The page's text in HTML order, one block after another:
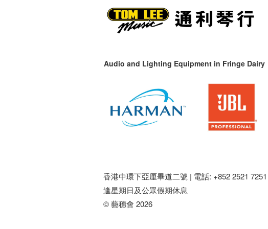
Audio and Lighting Equipment in Fringe Dairy
香港中環下亞厘畢道二號 | 電話: +852 2521
逢星期日及公眾假期休息
© 藝穗會 2026